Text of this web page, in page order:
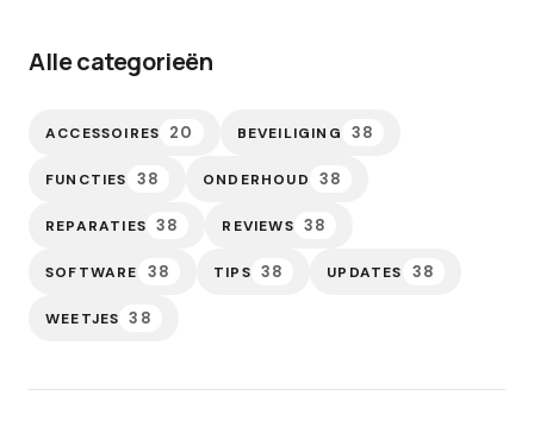
Alle categorieën
ACCESSOIRES 20 BEVEILIGING 38
FUNCTIES 38 ONDERHOUD 38
REPARATIES 38 REVIEWS 38
SOFTWARE 38 TIPS 38 UPDATES 38
WEETJES 38